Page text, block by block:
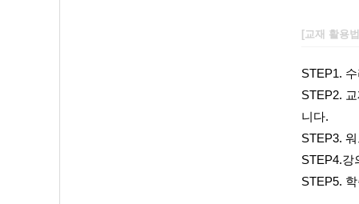
[교재 활용
STEP1.
STEP2.
니다.
STEP3.
STEP4.강
STEP5.